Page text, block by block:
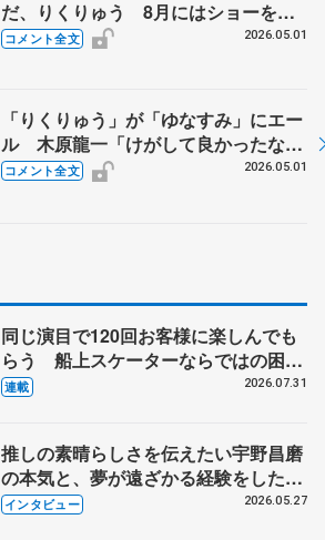
だ、りくりゅう 8月にはショーを初
プロデュース「2人で話し出すと結
コメント全文 2026.05.01
「りくりゅう」が「ゆなすみ」にエー
ル 木原龍一「けがして良かったなと
思える日必ず来る」 【ブルームオン
コメント全文 2026.05.01
同じ演目で120回お客様に楽しんでも
らう 船上スケーターならではの困難
とは 影響あったPIW前キャプテン松
連載 2026.07.31
推しの素晴らしさを伝えたい宇野昌磨
の本気と、夢が遠ざかる経験をした本
田真凜の覚悟
インタビュー 2026.05.27